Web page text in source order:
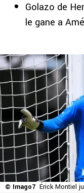
Golazo de
le gane a
© Imago7 Érick Montiel